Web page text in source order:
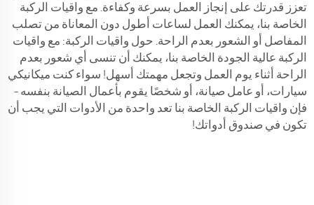
تعزز قدرتك على إنجاز العمل بسرعة وكفاءة. مع واقيات الركبة
الخاصة بنا، يمكنك العمل لساعات أطول دون المعاناة من تصلب
المفاصل أو الشعور بعدم الراحة. حول واقيات الركبة: مع واقيات
الركبة عالية الجودة الخاصة بنا، يمكنك أن تنسى أي شعور بعدم
الراحة أثناء يوم العمل وتجعل مهمتك أسهل! سواء كنت ميكانيكي
سيارات، أو عامل صيانة، أو شخصًا يقوم بأعمال الصيانة بنفسه –
فإن واقيات الركبة الخاصة بنا تعد واحدة من الأدوات التي يجب أن
تكون في صندوق أدواتك!